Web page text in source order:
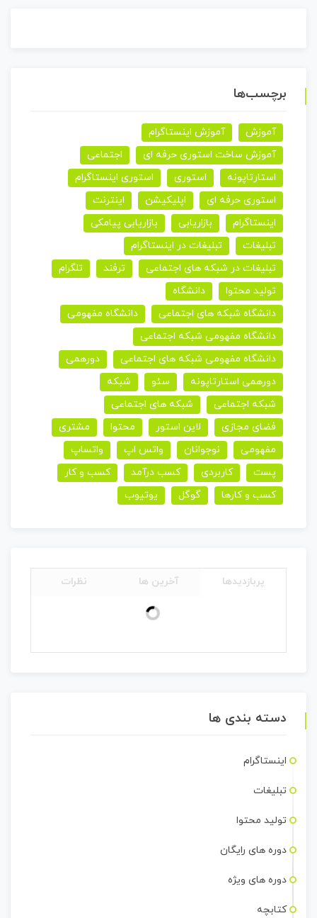
برچسب‌ها
آموزش
آموزش اینستاگرام
آموزش ساخت استوری حرفه ای
اجتماعی
استارتاپونه
استوری
استوری اینستاگرام
استوری حرفه ای
اپلیکیشن
اینترنت
اینستاگرام
بازاریابی
بازاریابی پیامکی
تبلیغات
تبلیغات در اینستاگرام
تبلیغات در شبکه های اجتماعی
ترفند
تلگرام
تولید محتوا
دانشگاه
دانشگاه شبکه های اجتماعی
دانشگاه مفهومی
دانشگاه مفهومی شبکه اجتماعی
دانشگاه مفهومی شبکه های اجتماعی
دورهمی
دورهمی استارتاپونه
سئو
شبکه
شبکه اجتماعی
شبکه های اجتماعی
فضای مجازی
لاین استور محتوا
مشتری
مفهومی
نوجوانان واتس اپ
واتساپ
پست
کاربردی کسب درآمد
کسب و کار
کسب و کارها
گوگل یوتیوب
پربازدیدها آخرین ها نظرات
دسته بندی ها
اینستاگرام
تبلیغات
تولید محتوا
دوره های رایگان
دوره های ویژه
کتابچه